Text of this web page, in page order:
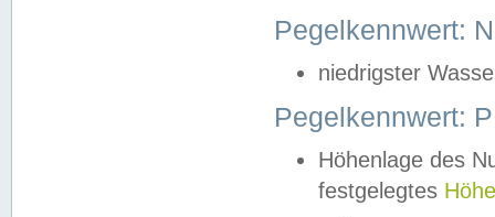
Pegelkennwert:
niedrigster
Pegelkennwert:
Höhenlage des
festgelegtes